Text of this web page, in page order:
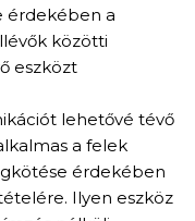
érdekében a
közötti
eszközt
lehetővé tévő
a felek
érdekében
Ilyen eszköz